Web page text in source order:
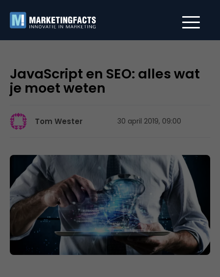
JavaScript en SEO: alles wat
je moet weten
Tom Wester 30 april 2019, 09:00